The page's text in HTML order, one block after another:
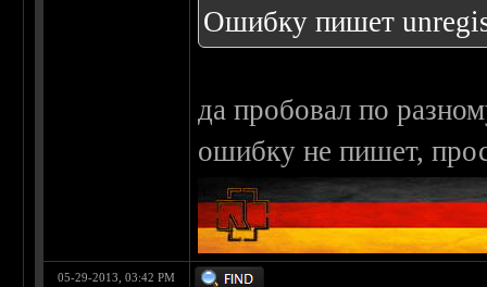
Ошибку пишет
да пробовал по
ошибку не пишет,
05-29-2013, 03:42 PM